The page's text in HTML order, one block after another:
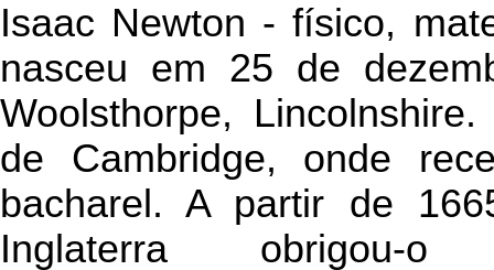
Isaac Newton - físico,
nasceu em 25 de
Woolsthorpe,
de Cambridge, onde
bacharel. A partir de
Inglaterra